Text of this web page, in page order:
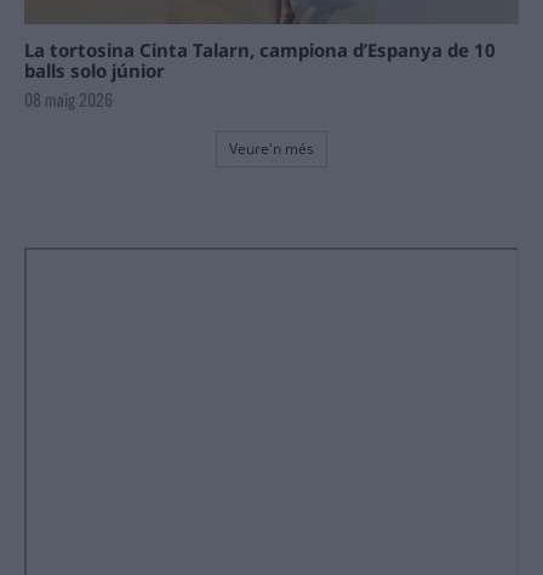
La tortosina Cinta Talarn, campiona d’Espanya de 10
balls solo júnior
08 maig 2026
Veure'n més